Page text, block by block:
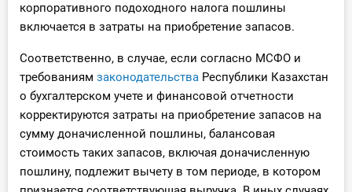
корпоративного подоходного налога пошлины
включается в затраты на приобретение запасов.
Соответственно, в случае, если согласно МСФО и
требованиям законодательства Республики Казахстан
о бухгалтерском учете и финансовой отчетности
корректируются затраты на приобретение запасов на
сумму доначисленной пошлины, балансовая
стоимость таких запасов, включая доначисленную
пошлину, подлежит вычету в том периоде, в котором